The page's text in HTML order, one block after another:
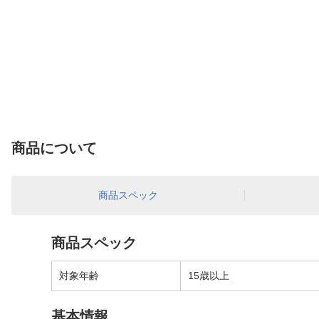
商品について
商品スペック
商品スペック
対象年齢 15歳以上